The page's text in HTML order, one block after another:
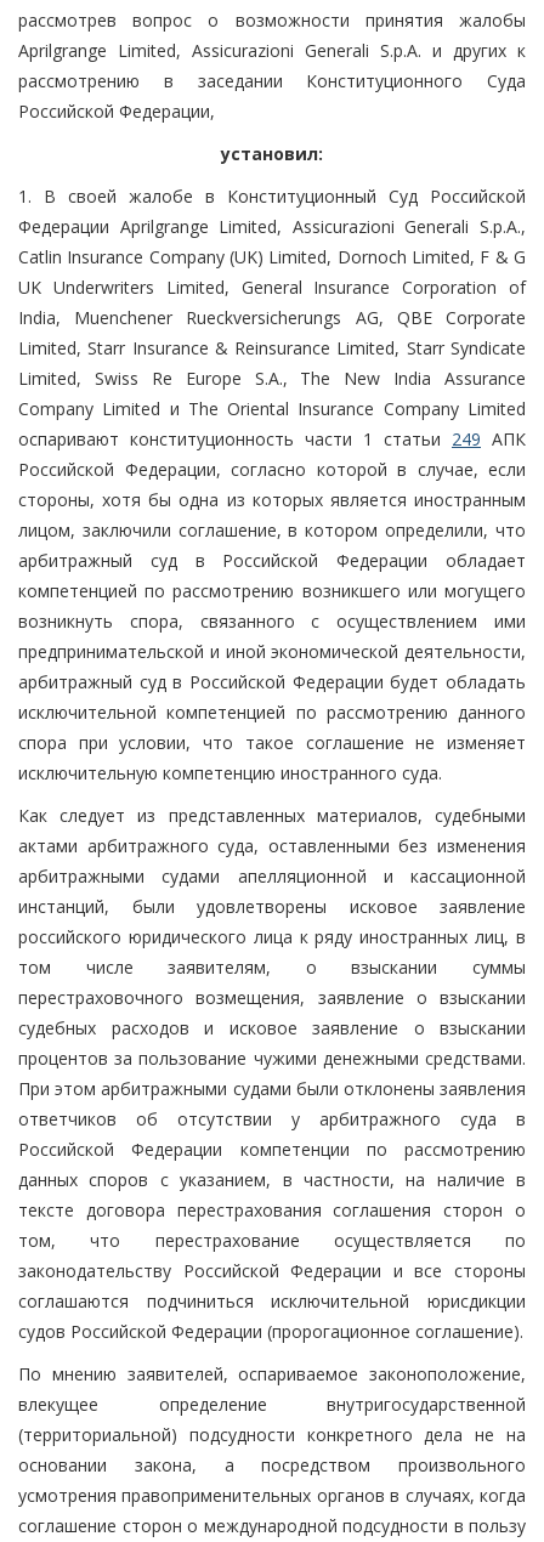
рассмотрев вопрос о возможности принятия жалобы
Aprilgrange Limited, Assicurazioni Generali S.p.A. и других к
рассмотрению в заседании Конституционного Суда
Российской Федерации,
установил:
1. В своей жалобе в Конституционный Суд Российской
Федерации Aprilgrange Limited, Assicurazioni Generali S.p.A.,
Catlin Insurance Company (UK) Limited, Dornoch Limited, F & G
UK Underwriters Limited, General Insurance Corporation of
India, Muenchener Rueckversicherungs AG, QBE Corporate
Limited, Starr Insurance & Reinsurance Limited, Starr Syndicate
Limited, Swiss Re Europe S.A., The New India Assurance
Company Limited и The Oriental Insurance Company Limited
оспаривают конституционность части 1 статьи 249 АПК
Российской Федерации, согласно которой в случае, если
стороны, хотя бы одна из которых является иностранным
лицом, заключили соглашение, в котором определили, что
арбитражный суд в Российской Федерации обладает
компетенцией по рассмотрению возникшего или могущего
возникнуть спора, связанного с осуществлением ими
предпринимательской и иной экономической деятельности,
арбитражный суд в Российской Федерации будет обладать
исключительной компетенцией по рассмотрению данного
спора при условии, что такое соглашение не изменяет
исключительную компетенцию иностранного суда.
Как следует из представленных материалов, судебными
актами арбитражного суда, оставленными без изменения
арбитражными судами апелляционной и кассационной
инстанций, были удовлетворены исковое заявление
российского юридического лица к ряду иностранных лиц, в
том числе заявителям, о взыскании суммы
перестраховочного возмещения, заявление о взыскании
судебных расходов и исковое заявление о взыскании
процентов за пользование чужими денежными средствами.
При этом арбитражными судами были отклонены заявления
ответчиков об отсутствии у арбитражного суда в
Российской Федерации компетенции по рассмотрению
данных споров с указанием, в частности, на наличие в
тексте договора перестрахования соглашения сторон о
том, что перестрахование осуществляется по
законодательству Российской Федерации и все стороны
соглашаются подчиниться исключительной юрисдикции
судов Российской Федерации (пророгационное соглашение).
По мнению заявителей, оспариваемое законоположение,
влекущее определение внутригосударственной
(территориальной) подсудности конкретного дела не на
основании закона, а посредством произвольного
усмотрения правоприменительных органов в случаях, когда
соглашение сторон о международной подсудности в пользу